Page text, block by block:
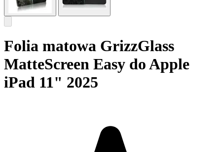
Folia matowa GrizzGlass
MatteScreen Easy do Apple
iPad 11" 2025